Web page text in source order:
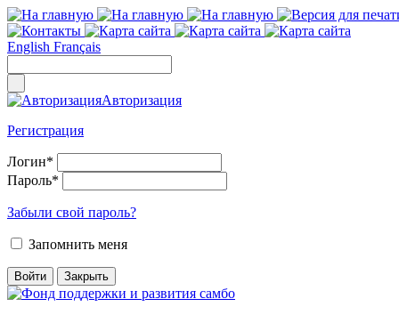
English Français
Авторизация
Регистрация
Логин*
Пароль*
Забыли свой пароль?
Запомнить меня